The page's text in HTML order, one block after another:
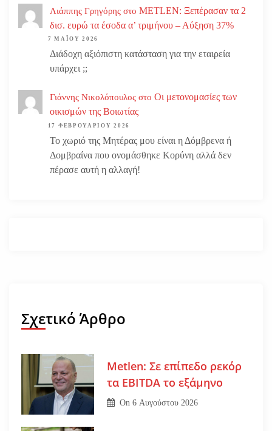
Λιάππης Γρηγόρης στο METLEN: Ξεπέρασαν τα 2
δισ. ευρώ τα έσοδα α’ τριμήνου – Αύξηση 37%
7 ΜΑΪ́ΟΥ 2026
Διάδοχη αξιόπιστη κατάσταση για την εταιρεία
υπάρχει ;;
Γιάννης Νικολόπουλος στο Οι μετονομασίες των
οικισμών της Βοιωτίας
17 ΦΕΒΡΟΥΑΡΊΟΥ 2026
Το χωριό της Μητέρας μου είναι η Δόμβρενα ή
Δομβραίνα που ονομάσθηκε Κορύνη αλλά δεν
πέρασε αυτή η αλλαγή!
Σχετικό Άρθρο
Metlen: Σε επίπεδο ρεκόρ
τα EBITDA το εξάμηνο
On6 Αυγούστου 2026